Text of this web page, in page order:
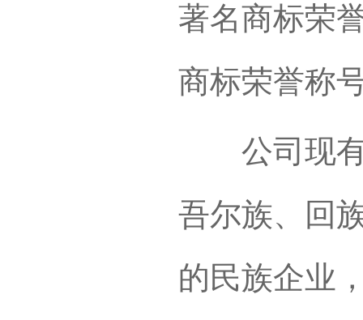
著名商标荣
商标荣誉称
公司现有
吾尔族、回
的民族企业